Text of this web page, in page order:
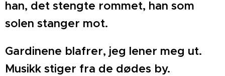
han, det stengte rommet, han som
solen stanger mot.
Gardinene blafrer, jeg lener meg ut.
Musikk stiger fra de dødes by.